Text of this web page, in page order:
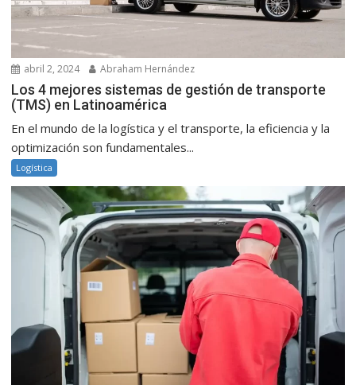
abril 2, 2024 Abraham Hernández
Los 4 mejores sistemas de gestión de transporte
(TMS) en Latinoamérica
En el mundo de la logística y el transporte, la eficiencia y la
optimización son fundamentales...
Logística